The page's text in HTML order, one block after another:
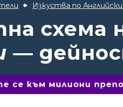
Изкуства по
схема
—
се към милиони